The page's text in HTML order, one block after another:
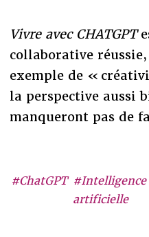
#ChatGPT #Intelligence
artificielle
Vivre avec CHATGPT
collaborative
exemple de «
la perspective aussi
manqueront pas de